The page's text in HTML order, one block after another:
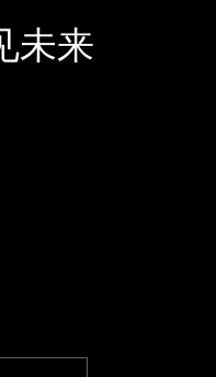
未来